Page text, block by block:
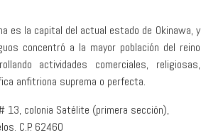
es la capital del actual estado de Okinawa, y
concentró a la mayor población del reino
actividades comerciales, religiosas,
anfitriona suprema o perfecta.
13, colonia Satélite (primera sección),
C.P. 62460